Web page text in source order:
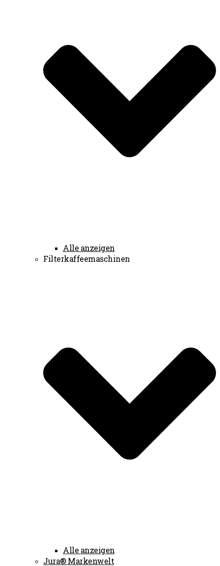
Alle anzeigen
Filterkaffeemaschinen
Alle anzeigen
Jura® Markenwelt